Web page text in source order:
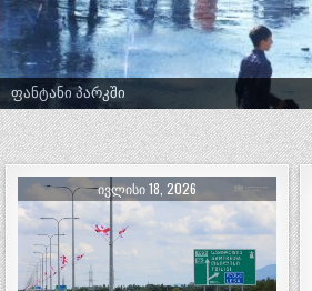
ფანტანი პარკში
ტრადიციული ლელობურთი შუხუთში
ᲘᲕᲚᲘᲡᲘ 18, 2026